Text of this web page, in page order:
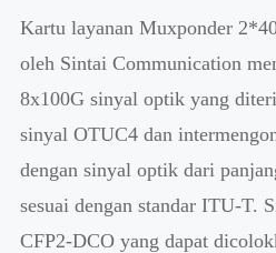
Kartu layanan Muxponder
oleh Sintai Communication
8x100G sinyal optik yang
sinyal OTUC4 dan
dengan sinyal optik dari
sesuai dengan standar ITU-T.
CFP2-DCO yang dapat